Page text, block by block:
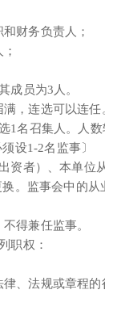
财务负责人；
成员为3人。
，连选可以连任。
1名召集人。人数较
设1-2名监事〕
资者）、本单位从
。监事会中的从业
得兼任监事。
职权：
律、法规或章程的行